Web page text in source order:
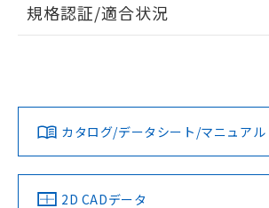
ログイン/会員登録
ダウンロードデータをご利用いただく前
みください。
ソフトウェアの使用条件
EU RoHS 注意事項・凡例
対応済み
中国 RoHS 注意事項・凡例
規格認証/適合状況
LR型式承認
（イギリス
船舶規格）
DNV型式承認
（ノルウェー
BV
（フ
カタログ/データシート/マニュアル
2D CADデータ